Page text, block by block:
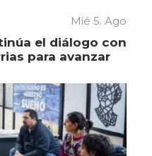
Mié 5. Ago
el diálogo con
para avanzar